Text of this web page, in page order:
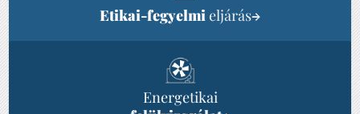
Etikai-fegyelmi eljárás→
Energetikai